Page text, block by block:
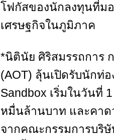
โฟกัสของนักลงทุนที่ม
เศรษฐกิจในภูมิภาค
*นิตินัย ศิริสมรรถการ
(AOT) ลุ้นเปิดรับนักท่อ
Sandbox เริ่มในวันที่
หมื่นล้านบาท และคาด
จากคณะกรรมการบริษั